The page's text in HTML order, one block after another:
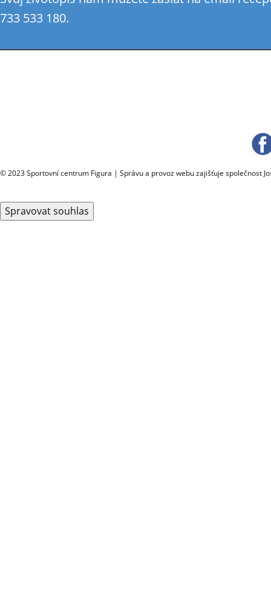
733 533 180.
© 2023 Sportovní centrum Figura | Správu a provoz webu zajišťuje společnost
Spravovat souhlas